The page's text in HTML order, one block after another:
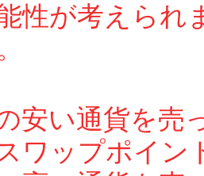
性が考えられ
安い通貨を売
ワップポイン